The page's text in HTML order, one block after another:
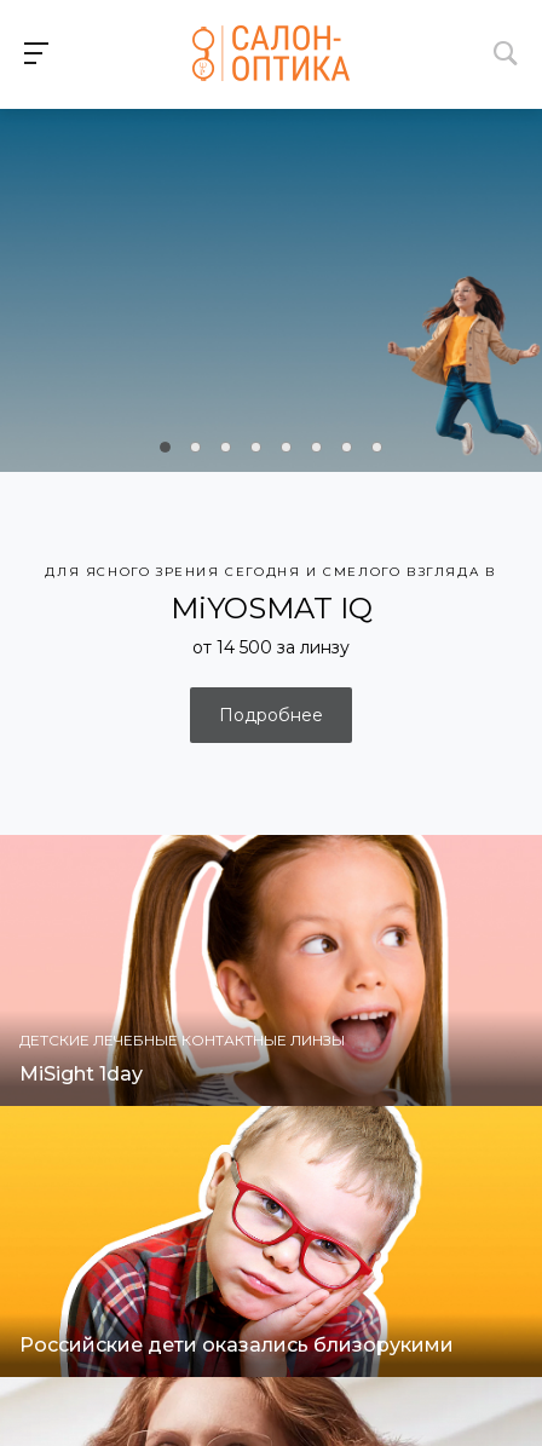
ДЛЯ ЯСНОГО ЗРЕНИЯ СЕГОДНЯ И СМЕЛОГО ВЗГЛЯДА В
MiYOSMAT IQ
от 14 500 за линзу
Подробнее
ДЕТСКИЕ ЛЕЧЕБНЫЕ КОНТАКТНЫЕ ЛИНЗЫ
MiSight 1day
Российские дети оказались близорукими